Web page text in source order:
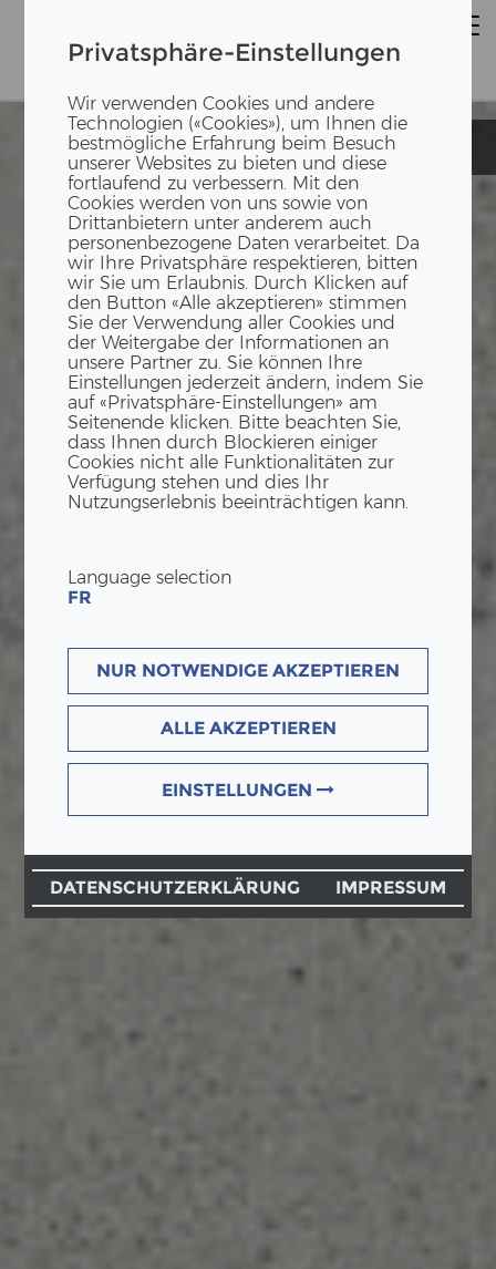
Privatsphäre-Einstellungen
Wir verwenden Cookies und andere
Technologien («Cookies»), um Ihnen die
bestmögliche Erfahrung beim Besuch
unserer Websites zu bieten und diese
fortlaufend zu verbessern. Mit den
Cookies werden von uns sowie von
Drittanbietern unter anderem auch
personenbezogene Daten verarbeitet. Da
wir Ihre Privatsphäre respektieren, bitten
wir Sie um Erlaubnis. Durch Klicken auf
den Button «Alle akzeptieren» stimmen
Sie der Verwendung aller Cookies und
der Weitergabe der Informationen an
unsere Partner zu. Sie können Ihre
Einstellungen jederzeit ändern, indem Sie
auf «Privatsphäre-Einstellungen» am
Seitenende klicken. Bitte beachten Sie,
dass Ihnen durch Blockieren einiger
Cookies nicht alle Funktionalitäten zur
Verfügung stehen und dies Ihr
Nutzungserlebnis beeinträchtigen kann.
Language selection
FR
NUR NOTWENDIGE AKZEPTIEREN
ALLE AKZEPTIEREN
EINSTELLUNGEN
DATENSCHUTZERKLÄRUNG IMPRESSUM
Einfamilienhaus
Einfamilienhaus